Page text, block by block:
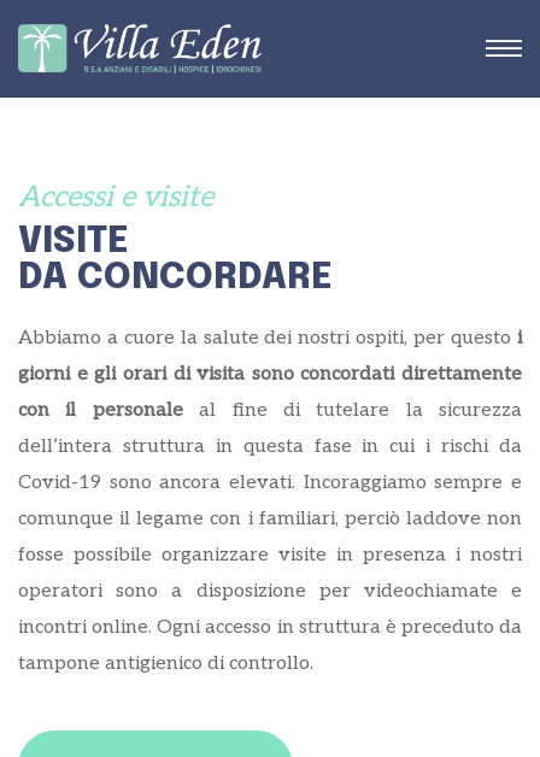
Accessi e visite
VISITE
DA CONCORDARE
Abbiamo a cuore la salute dei nostri ospiti, per questo i
giorni e gli orari di visita sono concordati direttamente
con il personaleal fine di tutelare la sicurezza
dell’intera struttura in questa fase in cui i rischi da
Covid-19 sono ancora elevati. Incoraggiamo sempre e
comunque il legame con i familiari, perciò laddove non
fosse possibile organizzare visite in presenza i nostri
operatori sono a disposizione per videochiamate e
incontri online. Ogni accesso in struttura è preceduto da
tampone antigienico di controllo.